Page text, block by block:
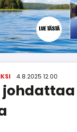
4.8.2025 12.00